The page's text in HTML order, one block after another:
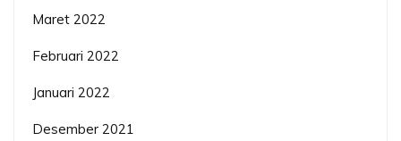
Maret 2022
Februari 2022
Januari 2022
Desember 2021